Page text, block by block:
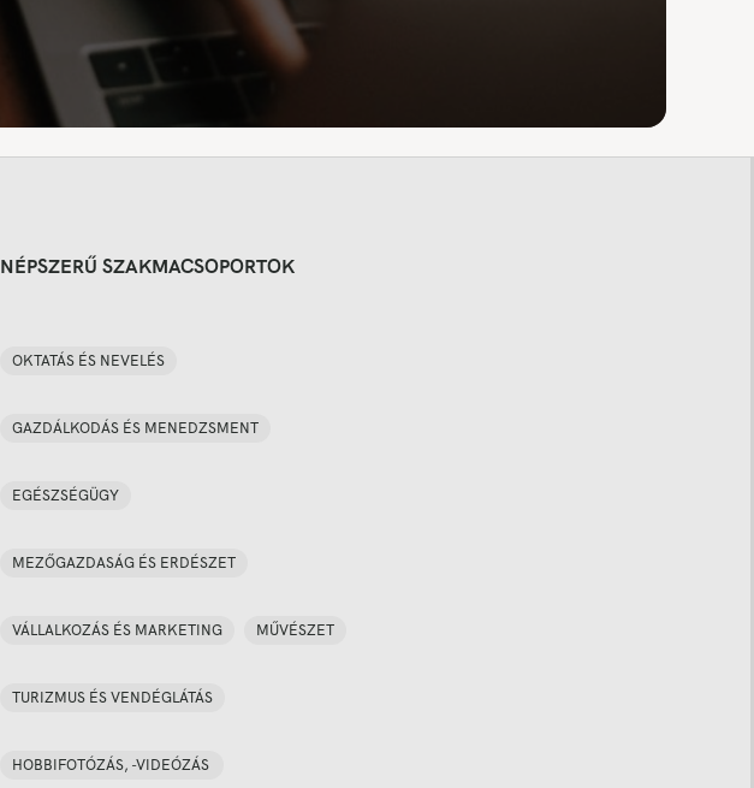
NÉPSZERŰ SZAKMACSOPORTOK
OKTATÁS ÉS NEVELÉS
GAZDÁLKODÁS ÉS MENEDZSMENT
EGÉSZSÉGÜGY
MEZŐGAZDASÁG ÉS ERDÉSZET
VÁLLALKOZÁS ÉS MARKETING MŰVÉSZET
TURIZMUS ÉS VENDÉGLÁTÁS
HOBBIFOTÓZÁS, -VIDEÓZÁS